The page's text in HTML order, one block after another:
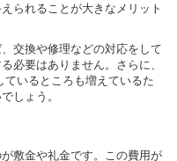
られることが大きなメリット
交換や修理などの対応をして
必要はありません。さらに、
いるところも増えているた
しょう。
敷金や礼金です。この費用が